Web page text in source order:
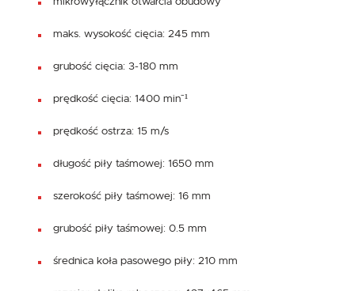
maks. wysokość cięcia: 245 mm
grubość cięcia: 3-180 mm
prędkość cięcia: 1400 min⁻¹
prędkość ostrza: 15 m/s
długość piły taśmowej: 1650 mm
szerokość piły taśmowej: 16 mm
grubość piły taśmowej: 0.5 mm
średnica koła pasowego piły: 210 mm